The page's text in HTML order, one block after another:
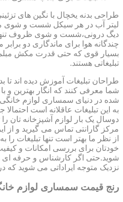
طراحی بدنه یخچال با نگین های
لیتر آب در هر سیکل شست و شوی
چندگانه هوا برای ماندگاری دو
بسیار قوی که حتی قدرت مکش
تبلیغاتی هستند.
طراحان تبلیغات آموزش دیده اند
شما معرفی کنند که انگار بهترین و
شده در دنیای سمساری لوازم
به این تبلیغات عاقلانه است
دوسال یک بار لوازم آشپزخانه تان
مرکز گارانتی تماس می گیرید و از
از نظر ما بهتر است تنها تبلیغات
خودتان برای بررسی امکانات و
شوید.حتی اگر کارشناس و حرفه ای
نزدیک متوجه ایراداتی می شوید که در
رنج قیمت سمساری لوازم